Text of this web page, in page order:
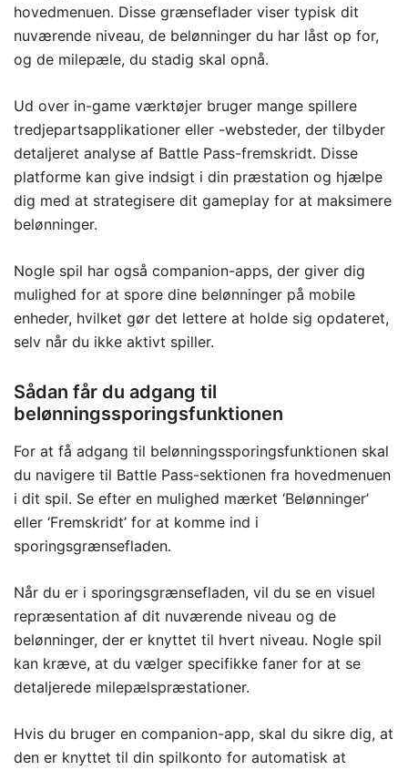
hovedmenuen. Disse grænseflader viser typisk dit
nuværende niveau, de belønninger du har låst op for,
og de milepæle, du stadig skal opnå.
Ud over in-game værktøjer bruger mange spillere
tredjepartsapplikationer eller -websteder, der tilbyder
detaljeret analyse af Battle Pass-fremskridt. Disse
platforme kan give indsigt i din præstation og hjælpe
dig med at strategisere dit gameplay for at maksimere
belønninger.
Nogle spil har også companion-apps, der giver dig
mulighed for at spore dine belønninger på mobile
enheder, hvilket gør det lettere at holde sig opdateret,
selv når du ikke aktivt spiller.
Sådan får du adgang til
belønningssporingsfunktionen
For at få adgang til belønningssporingsfunktionen skal
du navigere til Battle Pass-sektionen fra hovedmenuen
i dit spil. Se efter en mulighed mærket ‘Belønninger’
eller ‘Fremskridt’ for at komme ind i
sporingsgrænsefladen.
Når du er i sporingsgrænsefladen, vil du se en visuel
repræsentation af dit nuværende niveau og de
belønninger, der er knyttet til hvert niveau. Nogle spil
kan kræve, at du vælger specifikke faner for at se
detaljerede milepælspræstationer.
Hvis du bruger en companion-app, skal du sikre dig, at
den er knyttet til din spilkonto for automatisk at